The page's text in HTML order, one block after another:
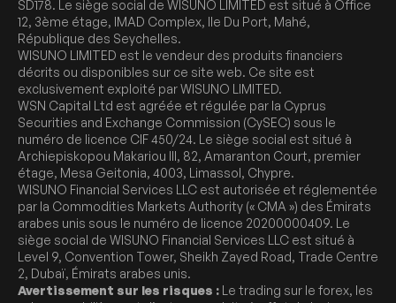
SD178. Le siège social de WISUNO LIMITED est situé à Office
12, 3ème étage, IMAD Complex, Ile Du Port, Mahé,
République des Seychelles.
WISUNO LIMITED est le vendeur des produits financiers
décrits ou disponibles sur ce site web. Ce site est
exclusivement exploité par WISUNO LIMITED.
WSN Capital Ltd est agréée et régulée par la Cyprus
Securities and Exchange Commission (CySEC) sous le
numéro de licence CIF 450/24. Le siège social est situé à
Archiepiskopou Makariou III, 82, Amaranton Court, premier
étage, Mesa Geitonia, 4003, Limassol, Chypre.
WISUNO Financial Services LLC est autorisée et réglementée
par la Commodities Markets Authority (« CMA ») des Émirats
arabes unis sous le numéro de licence 20200000409. Le
siège social de WISUNO Financial Services LLC est situé à
Level 9, Convention Tower, Sheikh Zayed Road, Trade Centre
2, Dubaï, Émirats arabes unis.
Avertissement sur les risques : Le trading sur le forex, les